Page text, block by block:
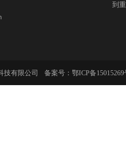
到
技有限公司 备案号： 鄂ICP备15015269